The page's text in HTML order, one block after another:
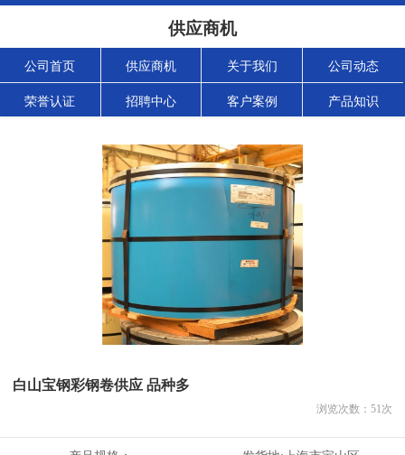
供应商机
公司首页 供应商机 关于我们 公司动态
荣誉认证 招聘中心 客户案例 产品知识
白山宝钢彩钢卷供应 品种多
浏览次数： 51次